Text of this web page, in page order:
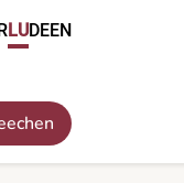
LUDEEN